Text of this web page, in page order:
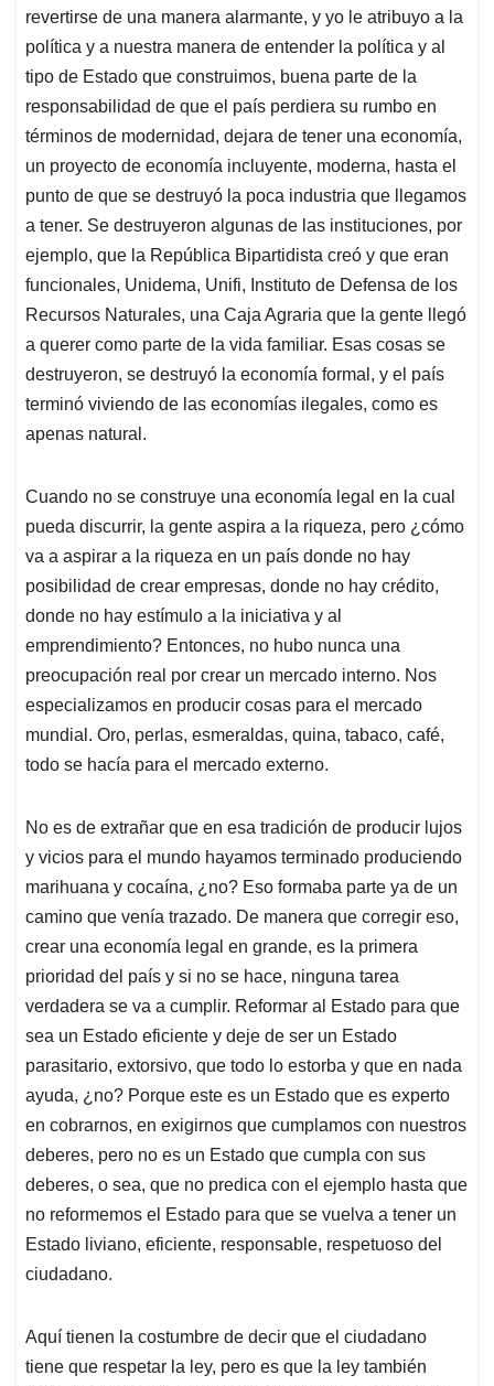
revertirse de una manera alarmante, y yo le atribuyo a la
política y a nuestra manera de entender la política y al
tipo de Estado que construimos, buena parte de la
responsabilidad de que el país perdiera su rumbo en
términos de modernidad, dejara de tener una economía,
un proyecto de economía incluyente, moderna, hasta el
punto de que se destruyó la poca industria que llegamos
a tener. Se destruyeron algunas de las instituciones, por
ejemplo, que la República Bipartidista creó y que eran
funcionales, Unidema, Unifi, Instituto de Defensa de los
Recursos Naturales, una Caja Agraria que la gente llegó
a querer como parte de la vida familiar. Esas cosas se
destruyeron, se destruyó la economía formal, y el país
terminó viviendo de las economías ilegales, como es
apenas natural.
Cuando no se construye una economía legal en la cual
pueda discurrir, la gente aspira a la riqueza, pero ¿cómo
va a aspirar a la riqueza en un país donde no hay
posibilidad de crear empresas, donde no hay crédito,
donde no hay estímulo a la iniciativa y al
emprendimiento? Entonces, no hubo nunca una
preocupación real por crear un mercado interno. Nos
especializamos en producir cosas para el mercado
mundial. Oro, perlas, esmeraldas, quina, tabaco, café,
todo se hacía para el mercado externo.
No es de extrañar que en esa tradición de producir lujos
y vicios para el mundo hayamos terminado produciendo
marihuana y cocaína, ¿no? Eso formaba parte ya de un
camino que venía trazado. De manera que corregir eso,
crear una economía legal en grande, es la primera
prioridad del país y si no se hace, ninguna tarea
verdadera se va a cumplir. Reformar al Estado para que
sea un Estado eficiente y deje de ser un Estado
parasitario, extorsivo, que todo lo estorba y que en nada
ayuda, ¿no? Porque este es un Estado que es experto
en cobrarnos, en exigirnos que cumplamos con nuestros
deberes, pero no es un Estado que cumpla con sus
deberes, o sea, que no predica con el ejemplo hasta que
no reformemos el Estado para que se vuelva a tener un
Estado liviano, eficiente, responsable, respetuoso del
ciudadano.
Aquí tienen la costumbre de decir que el ciudadano
tiene que respetar la ley, pero es que la ley también